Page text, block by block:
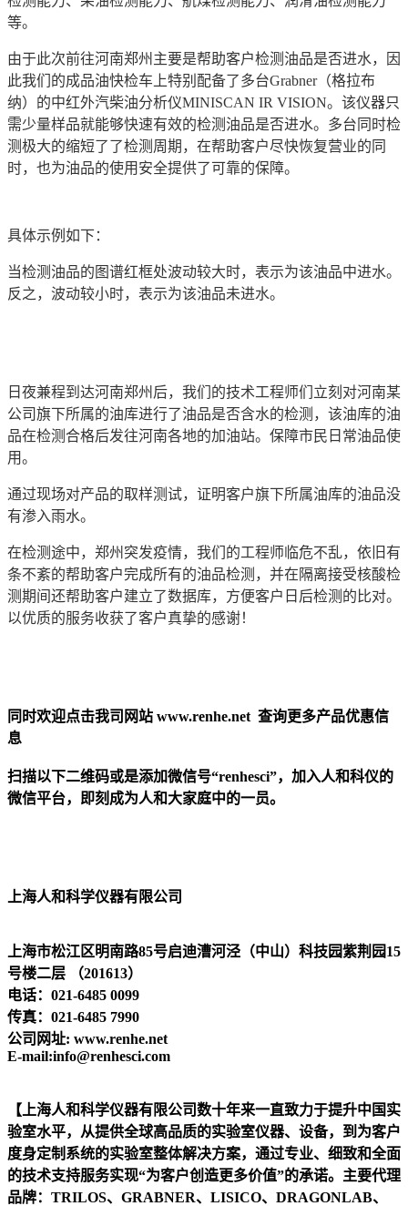
等。
由于此次前往河南郑州主要是帮助客户检测油品是否进水，因
此我们的成品油快检车上特别配备了多台Grabner（格拉布
纳）的中红外汽柴油分析仪MINISCAN IR VISION。该仪器只
需少量样品就能够快速有效的检测油品是否进水。多台同时检
测极大的缩短了了检测周期，在帮助客户尽快恢复营业的同
时，也为油品的使用安全提供了可靠的保障。
具体示例如下：
当检测油品的图谱红框处波动较大时，表示为该油品中进水。
反之，波动较小时，表示为该油品未进水。
日夜兼程到达河南郑州后，我们的技术工程师们立刻对河南某
公司旗下所属的油库进行了油品是否含水的检测，该油库的油
品在检测合格后发往河南各地的加油站。保障市民日常油品使
用。
通过现场对产品的取样测试，证明客户旗下所属油库的油品没
有渗入雨水。
在检测途中，郑州突发疫情，我们的工程师临危不乱，依旧有
条不紊的帮助客户完成所有的油品检测，并在隔离接受核酸检
测期间还帮助客户建立了数据库，方便客户日后检测的比对。
以优质的服务收获了客户真挚的感谢！
同时欢迎点击我司网站 www.renhe.net 查询更多产品优惠信
息
扫描以下二维码或是添加微信号“renhesci”，加入人和科仪的
微信平台，即刻成为人和大家庭中的一员。
上海人和科学仪器有限公司
上海市松江区明南路85号启迪漕河泾（中山）科技园紫荆园15
号楼二层 （201613）
电话： 021-6485 0099
传真： 021-6485 7990
公司网址: www.renhe.net
E-mail:info@renhesci.com
【上海人和科学仪器有限公司数十年来一直致力于提升中国实
验室水平，从提供全球高品质的实验室仪器、设备，到为客户
度身定制系统的实验室整体解决方案，通过专业、细致和全面
的技术支持服务实现“为客户创造更多价值”的承诺。主要代理
品牌： TRILOS、 GRABNER、 LISICO、 DRAGONLAB、